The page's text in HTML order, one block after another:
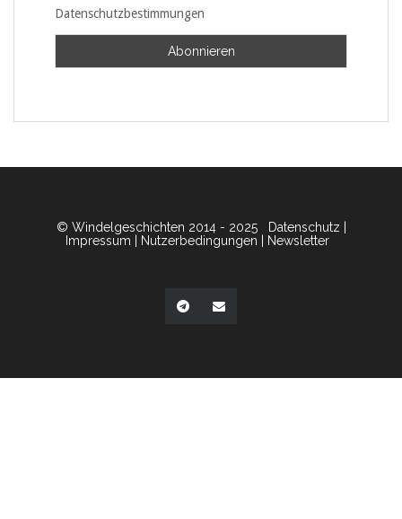
Datenschutzbestimmungen
© Windelgeschichten 2014 - 2025 Datenschutz
Impressum
Nutzerbedingungen Newsletter